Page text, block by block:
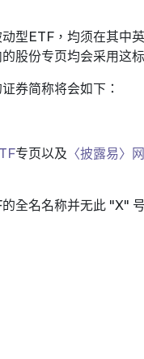
动型ETF，均须在其
股份专页均会采用这
券简称将会如下：
专页以及 〈披露易〉
全名名称并无此 "X"